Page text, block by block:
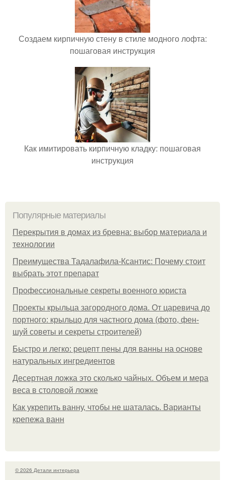
Создаем кирпичную стену в стиле модного лофта:
пошаговая инструкция
Как имитировать кирпичную кладку: пошаговая
инструкция
Популярные материалы
Перекрытия в домах из бревна: выбор материала и
технологии
Преимущества Тадалафила-Ксантис: Почему стоит
выбрать этот препарат
Профессиональные секреты военного юриста
Проекты крыльца загородного дома. От царевича до
портного: крыльцо для частного дома (фото, фен-
шуй советы и секреты строителей)
Быстро и легко: рецепт пены для ванны на основе
натуральных ингредиентов
Десертная ложка это сколько чайных. Объем и мера
веса в столовой ложке
Как укрепить ванну, чтобы не шаталась. Варианты
крепежа ванн
© 2026 Детали интерьера